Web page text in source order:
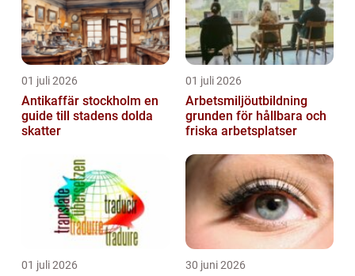
01 juli 2026
Antikaffär stockholm en
guide till stadens dolda
skatter
01 juli 2026
Arbetsmiljöutbildning
grunden för hållbara och
friska arbetsplatser
01 juli 2026 30 juni 2026